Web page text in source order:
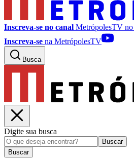
Inscreva-se no canal MetrópolesTV no
Inscreva-se na MetrópolesTV
Busca
Digite sua busca
Buscar
Buscar